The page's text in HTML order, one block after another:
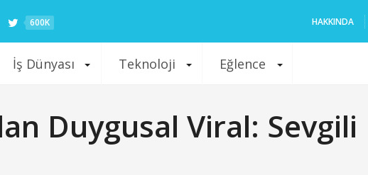
600K HAKKINDA
İş Dünyası Teknoloji Eğlence
Duygusal Viral: Sevgili